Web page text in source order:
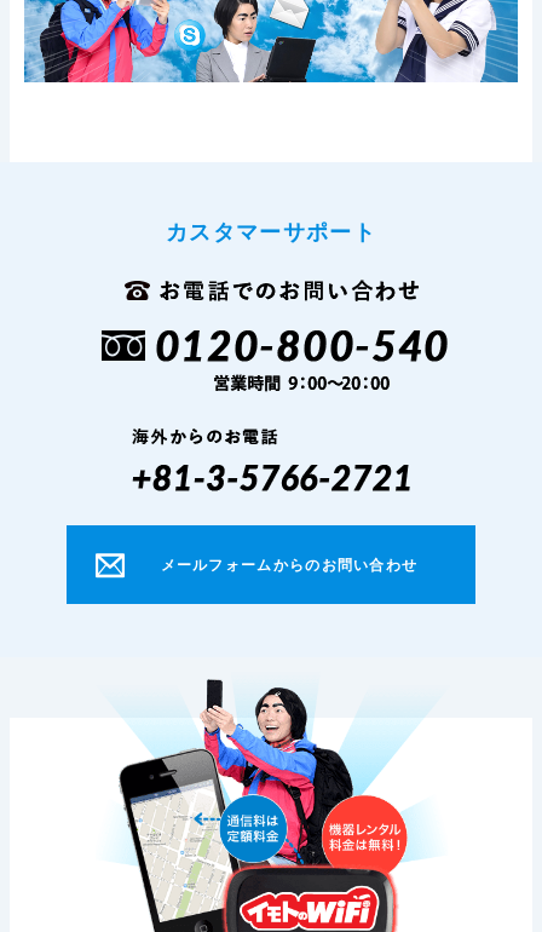
カスタマーサポート
メールフォームからのお問い合わせ